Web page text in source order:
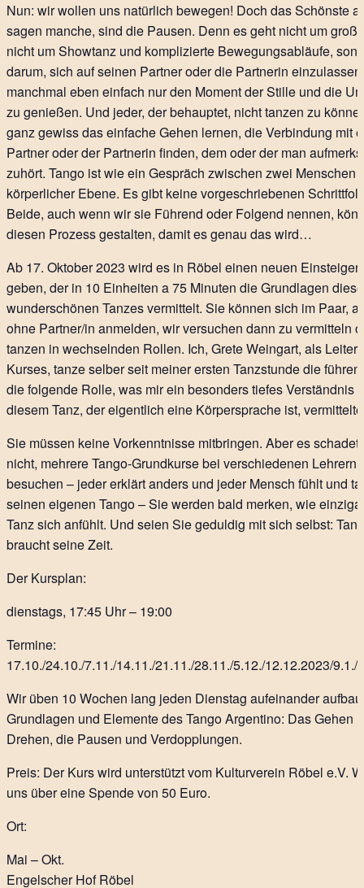
Nun: wir wollen uns natürlich bewegen! Doch das Schönste
sagen manche, sind die Pausen. Denn es geht nicht um
nicht um Showtanz und komplizierte Bewegungsabläufe,
darum, sich auf seinen Partner oder die Partnerin einzulassen,
manchmal eben einfach nur den Moment der Stille und die
zu genießen. Und jeder, der behauptet, nicht tanzen zu
ganz gewiss das einfache Gehen lernen, die Verbindung mit
Partner oder der Partnerin finden, dem oder der man
zuhört. Tango ist wie ein Gespräch zwischen zwei Menschen
körperlicher Ebene. Es gibt keine vorgeschriebenen
Beide, auch wenn wir sie Führend oder Folgend nennen,
diesen Prozess gestalten, damit es genau das wird…
Ab 17. Oktober 2023 wird es in Röbel einen neuen
geben, der in 10 Einheiten a 75 Minuten die Grundlagen
wunderschönen Tanzes vermittelt. Sie können sich im Paar,
ohne Partner/in anmelden, wir versuchen dann zu vermitteln
tanzen in wechselnden Rollen. Ich, Grete Weingart, als
Kurses, tanze selber seit meiner ersten Tanzstunde die
die folgende Rolle, was mir ein besonders tiefes Verständnis
diesem Tanz, der eigentlich eine Körpersprache ist,
Sie müssen keine Vorkenntnisse mitbringen. Aber es schadet
nicht, mehrere Tango-Grundkurse bei verschiedenen Lehrern
besuchen – jeder erklärt anders und jeder Mensch fühlt und
seinen eigenen Tango – Sie werden bald merken, wie
Tanz sich anfühlt. Und seien Sie geduldig mit sich selbst:
braucht seine Zeit.
Der Kursplan:
dienstags, 17:45 Uhr – 19:00
Termine:
17.10./24.10./7.11./14.11./21.11./28.11./5.12./12.12.2023/9.1./
Wir üben 10 Wochen lang jeden Dienstag aufeinander
Grundlagen und Elemente des Tango Argentino: Das Gehen
Drehen, die Pausen und Verdopplungen.
Preis: Der Kurs wird unterstützt vom Kulturverein Röbel e.V.
uns über eine Spende von 50 Euro.
Ort:
Mai – Okt.
Engelscher Hof Röbel